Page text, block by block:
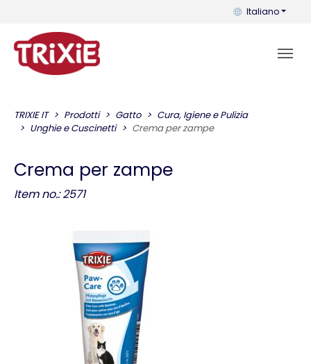
Puoi cambiare
Italiano
TRIXIE IT Prodotti Gatto
Cura, Igiene e Pulizia
Unghie e Cuscinetti
Crema per zampe
Crema per zampe
Item no.: 2571